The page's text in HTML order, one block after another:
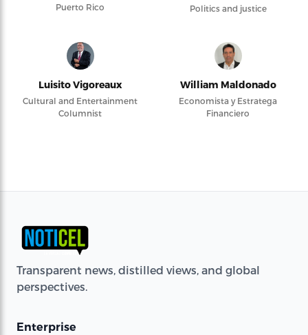
Puerto Rico
Politics and justice
Luisito Vigoreaux
Cultural and Entertainment
Columnist
William Maldonado
Economista y Estratega
Financiero
Transparent news, distilled views, and global
perspectives.
Enterprise